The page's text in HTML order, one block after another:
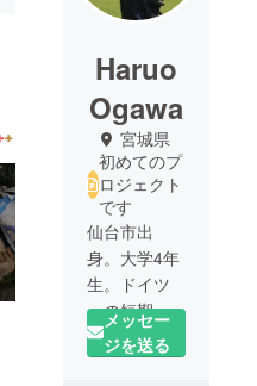
Haruo
Ogawa
宮城県
初めてのプ
ロジェクト
です
仙台市出
身。大学4年
生。ドイツ
への短期留
学がきっか
けで移民問
メッセー
ジを送る